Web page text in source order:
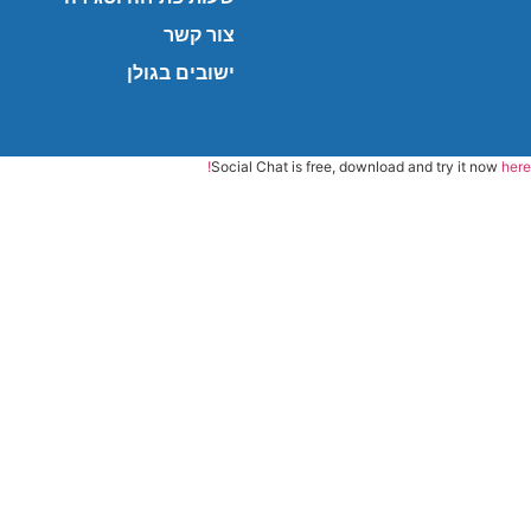
צור קשר
ישובים בגולן
Social Chat is free, download and try it now here!